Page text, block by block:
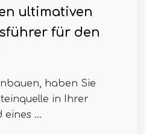
ultimativen
für den
haben Sie
in Ihrer
eines ...